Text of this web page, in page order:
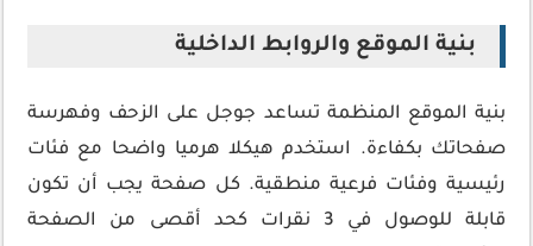
بنية الموقع والروابط الداخلية
بنية الموقع المنظمة تساعد جوجل على الزحف وفهرسة
صفحاتك بكفاءة. استخدم هيكلا هرميا واضحا مع فئات
رئيسية وفئات فرعية منطقية. كل صفحة يجب أن تكون
قابلة للوصول في 3 نقرات كحد أقصى من الصفحة